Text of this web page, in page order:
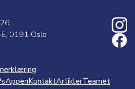
0191 Oslo
AppenKontaktArtiklerTeamet